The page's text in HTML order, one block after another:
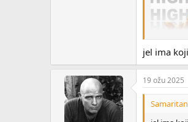
jel ima
19 ožu 2025